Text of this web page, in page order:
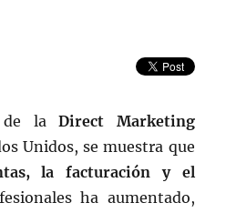
de laDirect Marketing
Unidos, se muestra que
la facturación y el
ha aumentado,